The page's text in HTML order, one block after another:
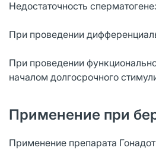
Недостаточность
При проведении
При проведении
началом долгосрочного
Применение при
Применение препарата